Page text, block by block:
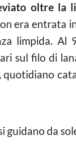
oltre la
era entrata
limpida. Al
sul filo di
quotidiano
guidano da